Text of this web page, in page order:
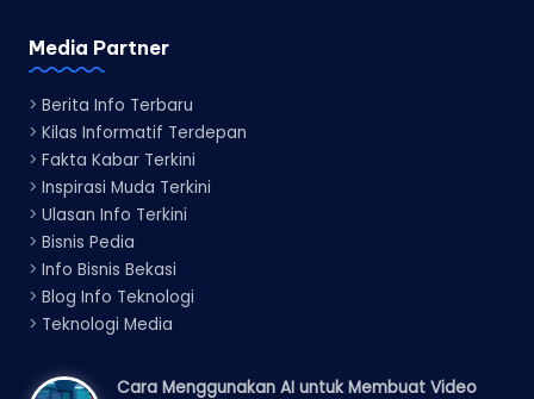
Media Partner
> Berita Info Terbaru
> Kilas Informatif Terdepan
> Fakta Kabar Terkini
> Inspirasi Muda Terkini
> Ulasan Info Terkini
> Bisnis Pedia
> Info Bisnis Bekasi
> Blog Info Teknologi
> Teknologi Media
Cara Menggunakan AI untuk Membuat Video